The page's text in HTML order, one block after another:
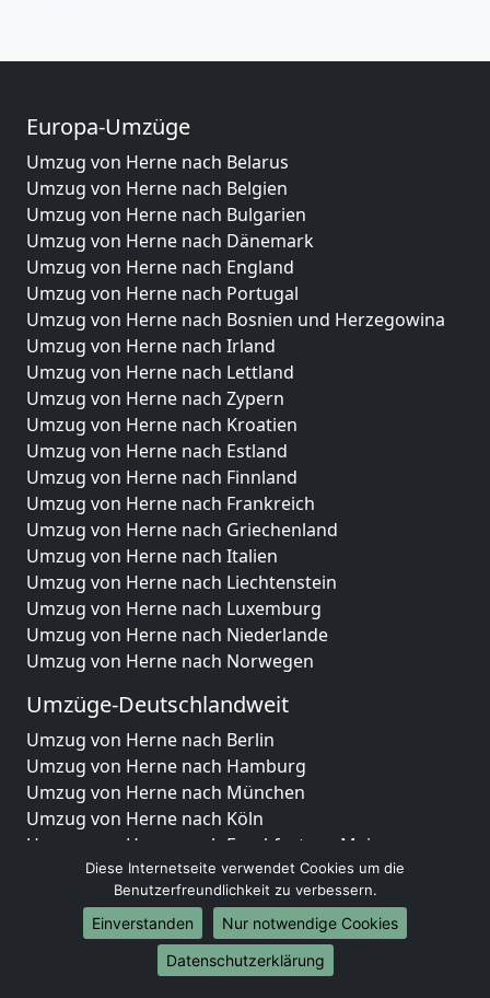
Europa-Umzüge
Umzug von Herne nach Belarus
Umzug von Herne nach Belgien
Umzug von Herne nach Bulgarien
Umzug von Herne nach Dänemark
Umzug von Herne nach England
Umzug von Herne nach Portugal
Umzug von Herne nach Bosnien und Herzegowina
Umzug von Herne nach Irland
Umzug von Herne nach Lettland
Umzug von Herne nach Zypern
Umzug von Herne nach Kroatien
Umzug von Herne nach Estland
Umzug von Herne nach Finnland
Umzug von Herne nach Frankreich
Umzug von Herne nach Griechenland
Umzug von Herne nach Italien
Umzug von Herne nach Liechtenstein
Umzug von Herne nach Luxemburg
Umzug von Herne nach Niederlande
Umzug von Herne nach Norwegen
Umzüge-Deutschlandweit
Umzug von Herne nach Berlin
Umzug von Herne nach Hamburg
Umzug von Herne nach München
Umzug von Herne nach Köln
Umzug von Herne nach Frankfurt am Main
Umzug von Herne nach Stuttgart
Umzug von Herne nach Düsseldorf
Umzug von Herne nach Leipzig
Umzug von Herne nach Dortmund
Umzug von Herne nach Essen
Diese Internetseite verwendet Cookies um die
Benutzerfreundlichkeit zu verbessern.
Einverstanden
Nur notwendige Cookies
Datenschutzerklärung